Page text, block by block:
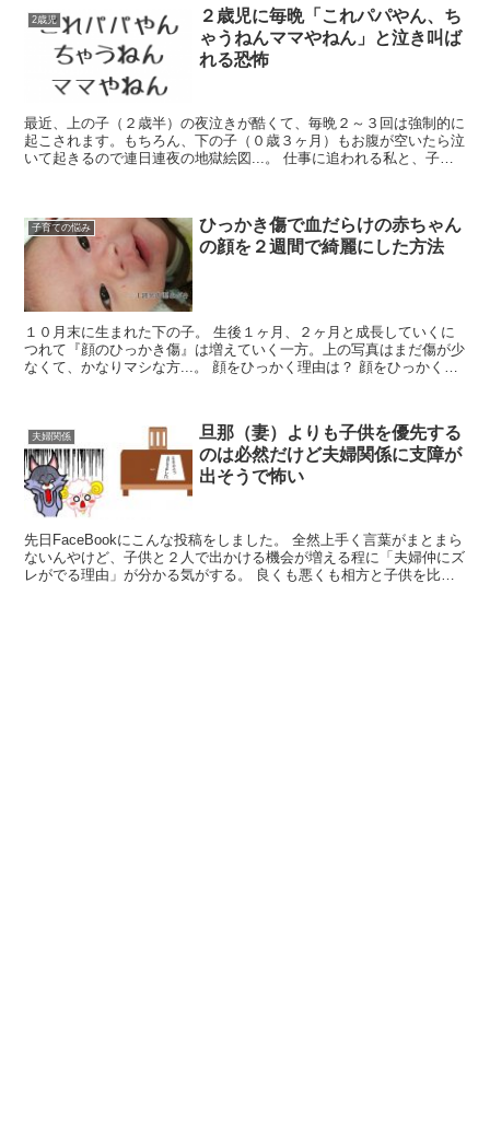
2歳児
２歳児に毎晩「これパパやん、ち
ゃうねんママやねん」と泣き叫ば
れる恐怖
最近、上の子（２歳半）の夜泣きが酷くて、毎晩２～３回は強制的に
起こされます。もちろん、下の子（０歳３ヶ月）もお腹が空いたら泣
いて起きるので連日連夜の地獄絵図...。 仕事に追われる私と、子育
子育ての悩み
ひっかき傷で血だらけの赤ちゃん
の顔を２週間で綺麗にした方法
１０月末に生まれた下の子。 生後１ヶ月、２ヶ月と成長していくに
つれて『顔のひっかき傷』は増えていく一方。上の写真はまだ傷が少
なくて、かなりマシな方...。 顔をひっかく理由は？ 顔をひっかくタ
夫婦関係
旦那（妻）よりも子供を優先する
のは必然だけど夫婦関係に支障が
出そうで怖い
先日FaceBookにこんな投稿をしました。 全然上手く言葉がまとまら
ないんやけど、子供と２人で出かける機会が増える程に「夫婦仲にズ
レがでる理由」が分かる気がする。 良くも悪くも相方と子供を比較